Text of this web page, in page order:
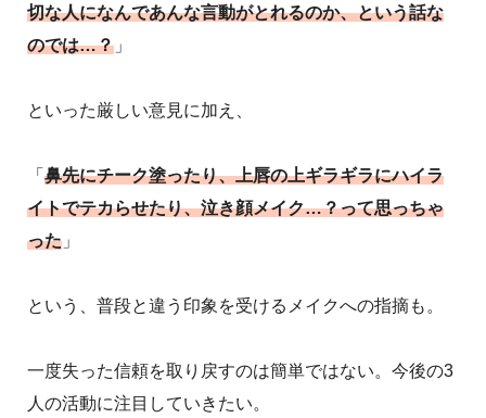
切な人になんであんな言動がとれるのか、という話な
のでは…？ 」
といった厳しい意見に加え、
「 鼻先にチーク塗ったり、上唇の上ギラギラにハイラ
イトでテカらせたり、泣き顔メイク…？って思っちゃ
った 」
という、普段と違う印象を受けるメイクへの指摘も。
一度失った信頼を取り戻すのは簡単ではない。今後の3
人の活動に注目していきたい。